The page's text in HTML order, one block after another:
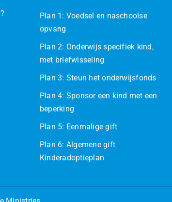
Plan 1: Voedsel en naschoolse
opvang
Plan 2: Onderwijs specifiek kind,
met briefwisseling
Plan 3: Steun het onderwijsfonds
Plan 4: Sponsor een kind met een
beperking
Plan 5: Eenmalige gift
Plan 6: Algemene gift
Kinderadoptieplan